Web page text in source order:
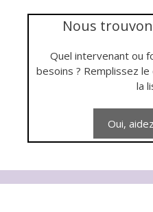
Nous
Quel intervenant ou
besoins ? Remplissez
la